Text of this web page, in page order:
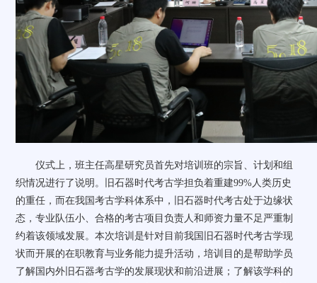
仪式上，班主任高星研究员首先对培训班的宗旨、计划和组
织情况进行了说明。旧石器时代考古学担负着重建99%人类历史
的重任，而在我国考古学科体系中，旧石器时代考古处于边缘状
态，专业队伍小、合格的考古项目负责人和师资力量不足严重制
约着该领域发展。本次培训是针对目前我国旧石器时代考古学现
状而开展的在职教育与业务能力提升活动，培训目的是帮助学员
了解国内外旧石器考古学的发展现状和前沿进展；了解该学科的